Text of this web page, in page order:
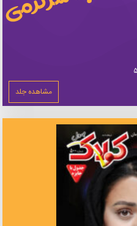
مشاهده جلد